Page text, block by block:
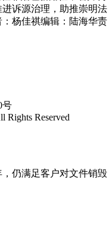
诉源治理，助推崇明法
杨佳祺编辑：陆海华责
号
Rights Reserved
仍满足客户对文件销毁